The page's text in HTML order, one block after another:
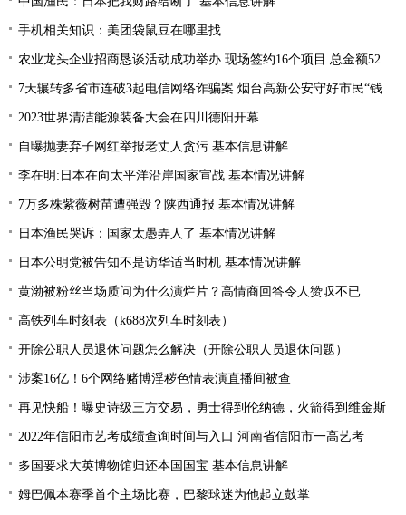
手机相关知识：美团袋鼠豆在哪里找
农业龙头企业招商恳谈活动成功举办 现场签约16个项目 总金额52.1亿元
7天辗转多省市连破3起电信网络诈骗案 烟台高新公安守好市民“钱袋子”
2023世界清洁能源装备大会在四川德阳开幕
自曝抛妻弃子网红举报老丈人贪污 基本信息讲解
李在明:日本在向太平洋沿岸国家宣战 基本情况讲解
7万多株紫薇树苗遭强毁？陕西通报 基本情况讲解
日本渔民哭诉：国家太愚弄人了 基本情况讲解
日本公明党被告知不是访华适当时机 基本情况讲解
黄渤被粉丝当场质问为什么演烂片？高情商回答令人赞叹不已
高铁列车时刻表（k688次列车时刻表）
开除公职人员退休问题怎么解决（开除公职人员退休问题）
涉案16亿！6个网络赌博淫秽色情表演直播间被查
再见快船！曝史诗级三方交易，勇士得到伦纳德，火箭得到维金斯
2022年信阳市艺考成绩查询时间与入口 河南省信阳市一高艺考
多国要求大英博物馆归还本国国宝 基本信息讲解
姆巴佩本赛季首个主场比赛，巴黎球迷为他起立鼓掌